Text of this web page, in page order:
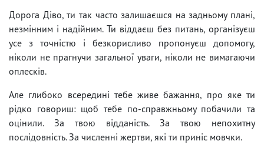
Дорога Діво, ти так часто залишаєшся на задньому плані,
незмінним і надійним. Ти віддаєш без питань, організуєш
усе з точністю і безкорисливо пропонуєш допомогу,
ніколи не прагнучи загальної уваги, ніколи не вимагаючи
оплесків.
Але глибоко всередині тебе живе бажання, про яке ти
рідко говориш: щоб тебе по-справжньому побачили та
оцінили. За твою відданість. За твою непохитну
послідовність. За численні жертви, які ти приніс мовчки.